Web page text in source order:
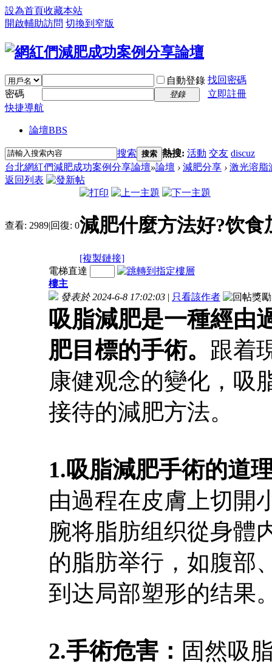
設為首頁收藏本站
開啟輔助訪問 切換到窄版
自動登錄 找回密碼
密碼
登錄
立即註冊
快捷導航
論壇BBS
搜索 搜索 熱搜: 活動 交友 discuz
台北網紅們減肥成功案例分享論壇»論壇 › 減肥分享 › 激光溶脂
返回列表
查看: 2989|回復: 0減肥什麼方法好?饮
[複製鏈接]
電梯直達
樓主
發表於 2024-6-8 17:02:03 | 只看該作者
吸脂減肥是一種經由
肥目標的手術。 跟着
康健观念的變化，吸
接待的減肥方法。
1.吸脂減肥手術的道
由過程在皮膚上切開
腕将脂肪组织從身體
的脂肪举行，如腹部
到达局部塑形的结果
2.手術危害： 固然吸